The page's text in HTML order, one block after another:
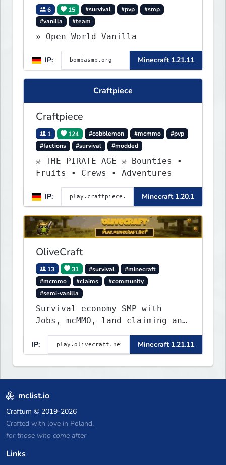
6 15 #survival #pvp
#smp
#vanilla
#team
» Open World Vanilla
IP: Minecraft 1.21.11
Craftpiece
Craftpiece
1 124 #cobblemon #mcmmo
#pvp
#factions
#survival #modded
☠ THE PIRATE AGE ☠ Bounties •
Fruits • Crews • Adventures
IP: Minecraft 1.20.1
OliveCraft
13 31 #survival
#minecraft
#mcmmo
#claims
#community
#semi-vanilla
Survival economy SMP with
Jobs, mcMMO, land claiming and
vanilla, but survival-first
with a friendly community and
enough content to keep you
busy long term.
IP: Minecraft 1.21.11
mclist.io
Craftum © 2019-2026
Crafted with love in Poland,
for those who come after
Links